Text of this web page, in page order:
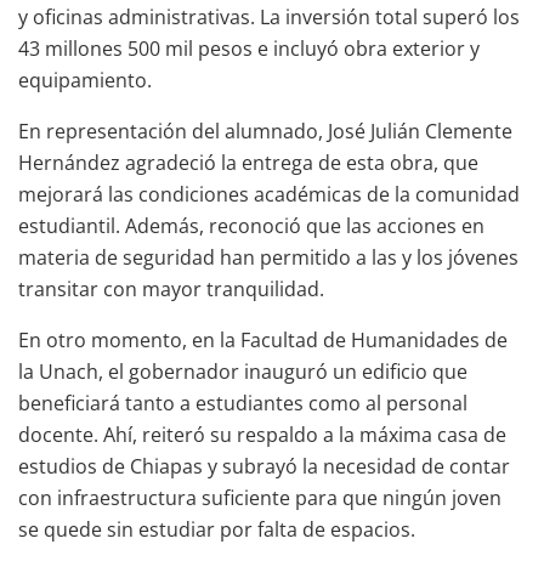
y oficinas administrativas. La inversión total superó los
43 millones 500 mil pesos e incluyó obra exterior y
equipamiento.
En representación del alumnado, José Julián Clemente
Hernández agradeció la entrega de esta obra, que
mejorará las condiciones académicas de la comunidad
estudiantil. Además, reconoció que las acciones en
materia de seguridad han permitido a las y los jóvenes
transitar con mayor tranquilidad.
En otro momento, en la Facultad de Humanidades de
la Unach, el gobernador inauguró un edificio que
beneficiará tanto a estudiantes como al personal
docente. Ahí, reiteró su respaldo a la máxima casa de
estudios de Chiapas y subrayó la necesidad de contar
con infraestructura suficiente para que ningún joven
se quede sin estudiar por falta de espacios.